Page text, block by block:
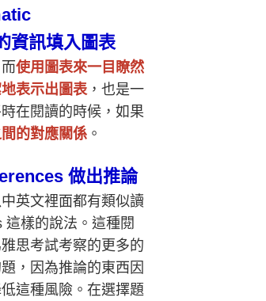
資訊填入圖表
使用圖表來一目瞭然
表示出圖表 ，也是一
在閱讀的時候，如果
的對應關係 。
做出推論
英文裡面都有類似讀
這樣的說法。這種閱
思考試考察的更多的
，因為推論的東西因
這種風險。在選擇題